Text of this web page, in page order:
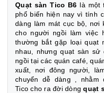
Quạt sàn Tico B6 là một
phổ biến hiện nay vì tính
dàng làm mát cục bộ, nơi
cho người ngồi làm việc
thường bắt gặp loại quạt
nhau, nhưng quạt sàn
ngồi tại các quán café,
xuất, nơi đông người,
chuyển dễ dàng , nhằm
Tico cho ra đời dòng quạt